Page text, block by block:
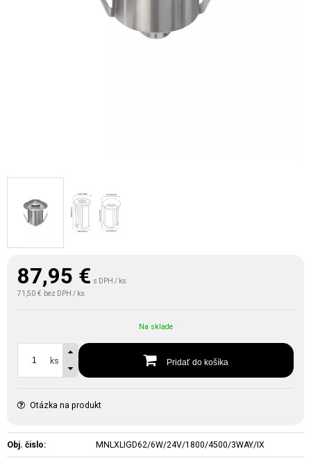
87,95 € s DPH / ks
71,50 € bez DPH / ks
Na sklade
ks Pridať do košíka
Otázka na produkt
Obj. čislo: MNLXLIGD62/6W/24V/1800/4500/3WAY/IX